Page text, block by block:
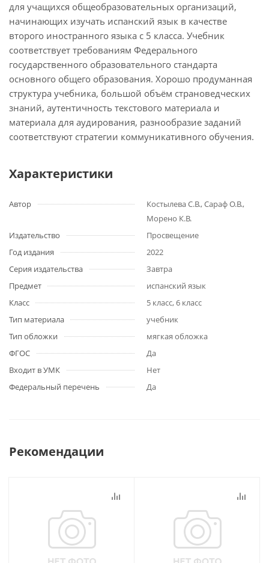
для учащихся общеобразовательных организаций,
начинающих изучать испанский язык в качестве
второго иностранного языка с 5 класса. Учебник
соответствует требованиям Федерального
государственного образовательного стандарта
основного общего образования. Хорошо продуманная
структура учебника, большой объём страноведческих
знаний, аутентичность текстового материала и
материала для аудирования, разнообразие заданий
соответствуют стратегии коммуникативного обучения.
Характеристики
Автор
Костылева С.В., Сараф О.В.,
Морено К.В.
Издательство
Просвещение
Год издания
2022
Серия издательства
Завтра
Предмет
испанский язык
Класс
5 класс, 6 класс
Тип материала
учебник
Тип обложки
мягкая обложка
ФГОС
Да
Входит в УМК
Нет
Федеральный перечень
Да
Рекомендации